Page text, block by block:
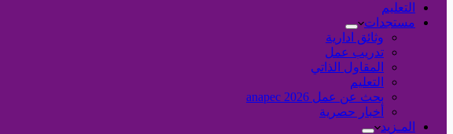
التعليم
مستجدات
وثائق ادارية
تدريب عمل
المقاول الذاتي
التعليم
بحث عن عمل 2026 anapec
أخبار حصرية
المـزيد